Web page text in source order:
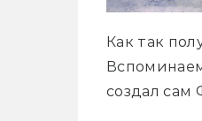
Как так
создал сам